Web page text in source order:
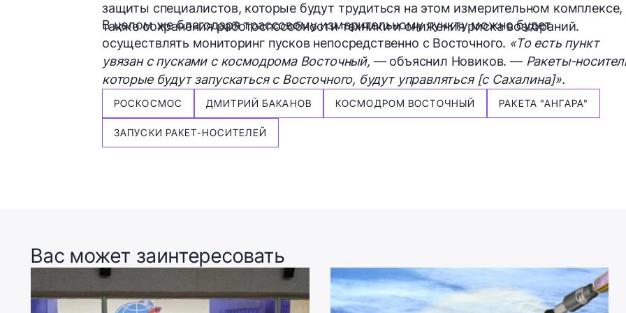
защиты специалистов, которые будут трудиться на этом измерительном комплексе,
также сохранения работоспособности техники и снижения риска возгораний.
В целом же благодаря трассовому измерительному пункту можно будет
осуществлять мониторинг пусков непосредственно с Восточного. «То есть пункт
увязан с пусками с космодрома Восточный, — объяснил Новиков. —Ракеты-
которые будут запускаться с Восточного, будут управляться [с Сахалина]».
РОСКОСМОС ДМИТРИЙ БАКАНОВ КОСМОДРОМ ВОСТОЧНЫЙ РАКЕТА "АНГАРА"
ЗАПУСКИ РАКЕТ-НОСИТЕЛЕЙ
Вас может заинтересовать